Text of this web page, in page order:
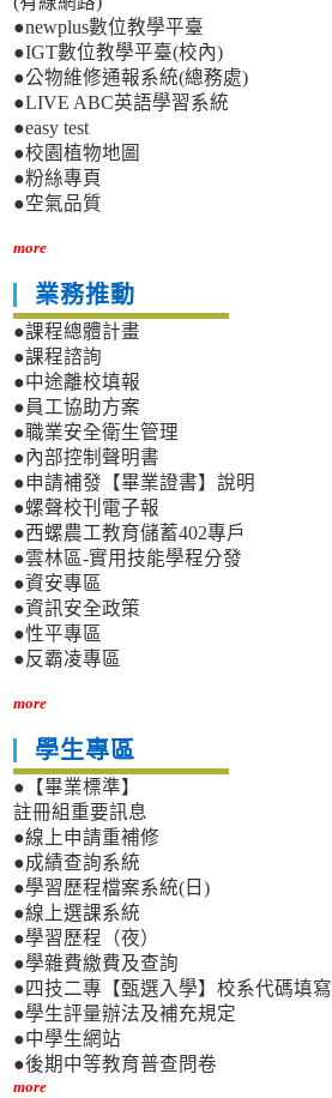
●newplus數位教學平臺
●IGT數位教學平臺(校內)
●公物維修通報系統(總務處)
●LIVE ABC英語學習系統
●easy test
●校園植物地圖
●粉絲專頁
●空氣品質
more
業務推動
●課程總體計畫
●課程諮詢
●中途離校填報
●員工協助方案
●職業安全衛生管理
●內部控制聲明書
●申請補發【畢業證書】說明
●螺聲校刊電子報
●西螺農工教育儲蓄402專戶
●雲林區-實用技能學程分發
●資安專區
●資訊安全政策
●性平專區
●反霸凌專區
more
學生專區
●【畢業標準】
註冊組重要訊息
●線上申請重補修
●成績查詢系統
●學習歷程檔案系統(日)
●線上選課系統
●學習歷程（夜）
●學雜費繳費及查詢
●四技二專【甄選入學】校系代碼填寫
●學生評量辦法及補充規定
●中學生網站
●後期中等教育普查問卷
more